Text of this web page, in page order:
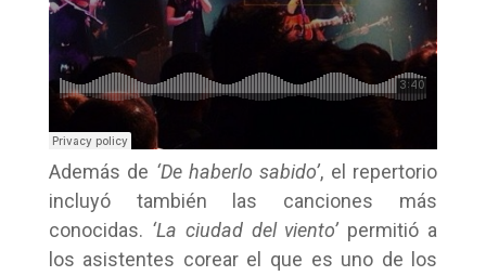
Además de ‘De haberlo sabido’, el repertorio
incluyó también las canciones más
conocidas. ‘La ciudad del viento’ permitió a
los asistentes corear el que es uno de los